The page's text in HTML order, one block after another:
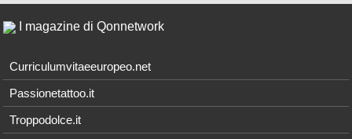
I magazine di Qonnetwork
Curriculumvitaeeuropeo.net
Passionetattoo.it
Troppodolce.it